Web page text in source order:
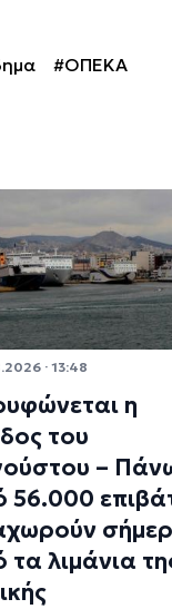
#ΟΠΕΚΑ
· 13:48
η
του
–
56.000
τα λιμάνια